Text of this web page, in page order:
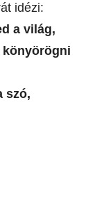
idézi:
a világ,
könyörögni
szó,